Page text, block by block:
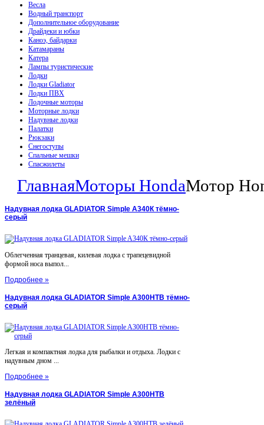
Весла
Водный транспорт
Дополнительное оборудование
Драйдеки и юбки
Каноэ, байдарки
Катамараны
Катера
Лампы туристические
Лодки
Лодки Gladiator
Лодки ПВХ
Лодочные моторы
Моторные лодки
Надувные лодки
Палатки
Рюкзаки
Снегоступы
Спальные мешки
Спасжилеты
ГлавнаяМоторы HondaМотор
Надувная лодка GLADIATOR Simple A340К тёмно-
серый
Облегченная транцевая, килевая лодка с трапецевидной
формой носа выпол...
Подробнее »
Надувная лодка GLADIATOR Simple A300НТВ тёмно-
серый
Легкая и компактная лодка для рыбалки и отдыха. Лодки с
надувным дном ...
Подробнее »
Надувная лодка GLADIATOR Simple A300НТВ
зелёный